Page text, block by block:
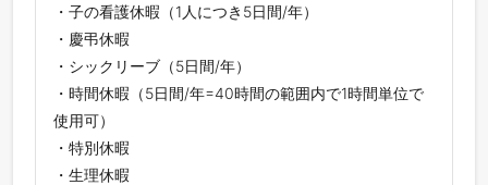
・子の看護休暇（1人につき5日間/年）
・慶弔休暇
・シックリーブ（5日間/年）
・時間休暇（5日間/年=40時間の範囲内で1時間単位で
使用可）
・特別休暇
・生理休暇